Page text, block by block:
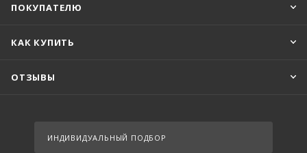
ПОКУПАТЕЛЮ
КАК КУПИТЬ
ОТЗЫВЫ
ИНДИВИДУАЛЬНЫЙ ПОДБОР